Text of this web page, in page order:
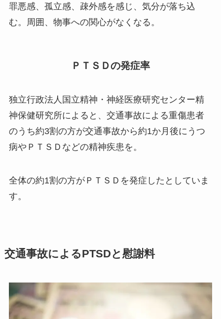
罪悪感、孤立感、疎外感を感じ、気分が落ち込
む。周囲、物事への関心がなくなる。
ＰＴＳＤの発症率
独立行政法人国立精神・神経医療研究センター精
神保健研究所によると、交通事故による重傷患者
のうち約3割の方が交通事故から約1か月後にうつ
病やＰＴＳＤなどの精神疾患を。
全体の約1割の方がＰＴＳＤを発症したとしていま
す。
交通事故によるPTSDと慰謝料